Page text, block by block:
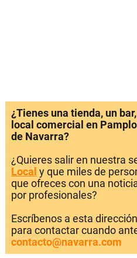
¿Tienes una tienda, un
local comercial en
de Navarra?
¿Quieres salir en nuestra
Local y que miles de
que ofreces con una
por profesionales?
Escríbenos a esta
para contactar cuando
contacto@navarra.com